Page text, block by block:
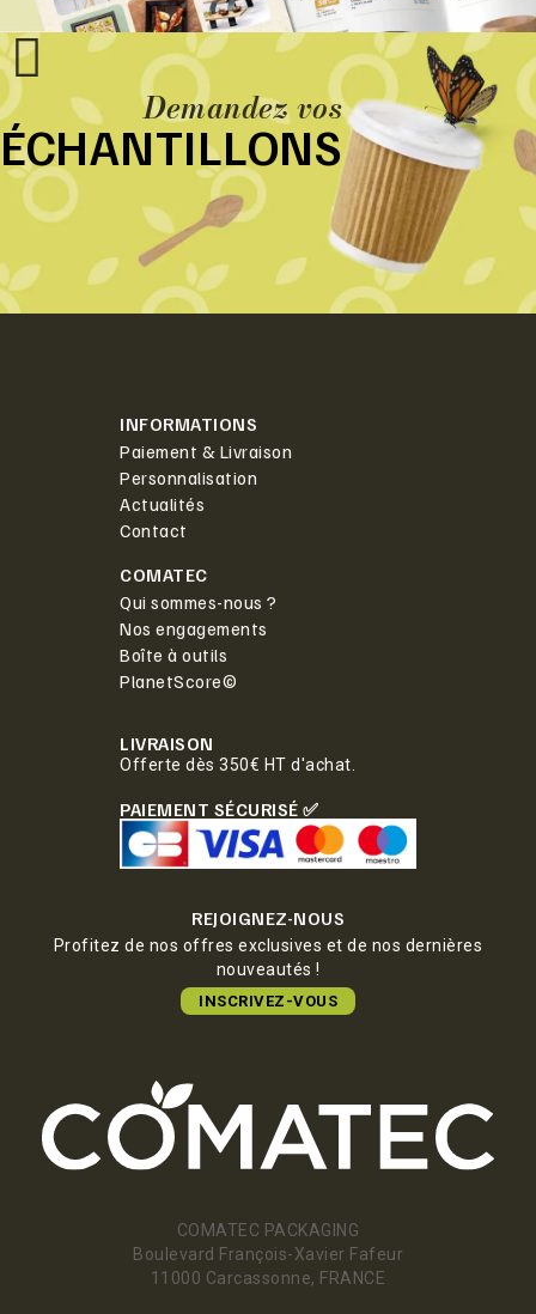
Demandez vos
ÉCHANTILLONS
INFORMATIONS
Paiement & Livraison
Personnalisation
Actualités
Contact
COMATEC
Qui sommes-nous ?
Nos engagements
Boîte à outils
PlanetScore©
LIVRAISON
Offerte dès 350€ HT d'achat.
PAIEMENT SÉCURISÉ ✅
REJOIGNEZ-NOUS
Profitez de nos offres exclusives et de nos dernières
nouveautés !
INSCRIVEZ-VOUS
COMATEC PACKAGING
Boulevard François-Xavier Fafeur
11000 Carcassonne, FRANCE